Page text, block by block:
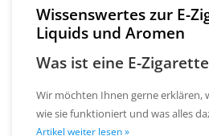
Wissenswertes zur E-
Liquids und Aromen
Was ist eine E-
Wir möchten Ihnen gerne erklären,
wie sie funktioniert und was alles
Artikel weiter lesen »